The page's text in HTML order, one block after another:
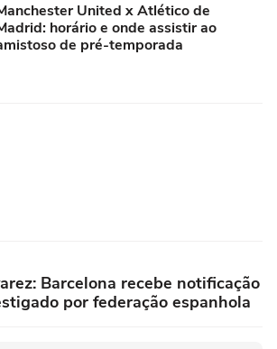
United x Atlético de
horário e onde assistir ao
de pré-temporada
Barcelona recebe notificação
por federação espanhola